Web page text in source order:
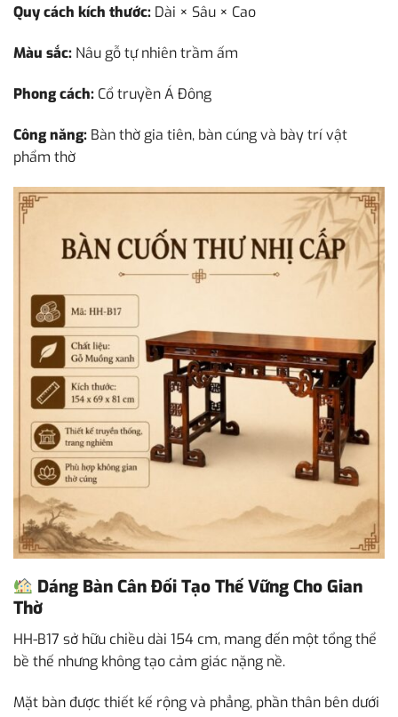
Quy cách kích thước: Dài × Sâu × Cao
Màu sắc: Nâu gỗ tự nhiên trầm ấm
Phong cách: Cổ truyền Á Đông
Công năng: Bàn thờ gia tiên, bàn cúng và bày trí vật
phẩm thờ
Dáng Bàn Cân Đối Tạo Thế Vững Cho Gian
Thờ
HH-B17 sở hữu chiều dài 154 cm, mang đến một tổng thể
bề thế nhưng không tạo cảm giác nặng nề.
Mặt bàn được thiết kế rộng và phẳng, phần thân bên dưới